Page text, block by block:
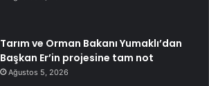
Tarım ve Orman Bakanı Yumaklı’dan
Başkan Er’in projesine tam not
Ağustos 5, 2026